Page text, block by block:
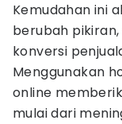
Kemudahan ini
berubah
konversi
Menggunakan
online
mulai dari